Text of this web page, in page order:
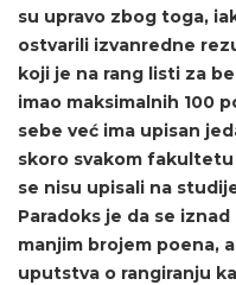
su upravo zbog toga,
ostvarili izvanredne
koji je na rang listi za
imao maksimalnih 100
sebe već ima upisan
skoro svakom
se nisu upisali na
Paradoks je da se
manjim brojem poena,
uputstva o rangiranju